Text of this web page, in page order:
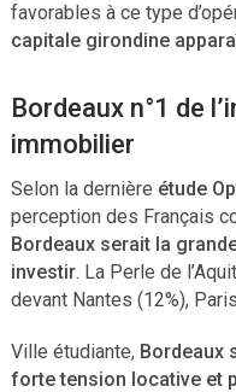
favorables à ce type
capitale girondine
Bordeaux n°1 de
immobilier
Selon la dernière étude
perception des Français
Bordeaux serait la
investir. La Perle de
devant Nantes (12%),
Ville étudiante, Bordeaux
forte tension locative et